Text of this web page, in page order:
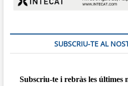
SUBSCRIU-TE AL
Subscriu-te i rebràs lesúltimes